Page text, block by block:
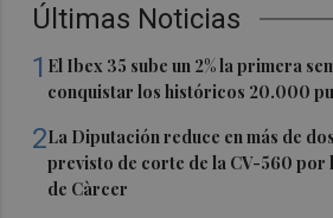
Últimas Noticias
1 El Ibex 35 sube un 2% la primera
conquistar los históricos 20.000
2La Diputación reduce en más de
previsto de corte de la CV-560 por
de Càrcer